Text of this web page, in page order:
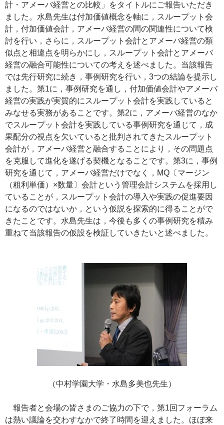
計・アメーバ経営との比較」をタイトルにご報告いただき
ました。水島先生は付加価値概念を軸に，スループット会
計，付加価値会計，アメーバ経営の間の関連性について検
討を行い，さらに，スループット会計とアメーバ経営の類
似点と相違点を明らかにし，スループット会計とアメーバ
経営の融合可能性についての考えを述べました。当該報告
では先行研究に続き，事例研究を行い，3つの結論を提示し
ました。第1に，事例研究を通し，付加価値会計やアメーバ
経営の実践が実質的にスループット会計を実践していると
みなせる実務があることです。第2に，アメーバ経営のなか
でスループット会計を実践している事例研究を通じて，成
果配分の視点を欠いていると批判されてきたスループット
会計が，アメーバ経営と融合することにより，その問題点
を克服して進化を遂げる契機となることです。第3に，事例
研究を通じて，アメーバ経営だけでなく，MQ〔マージン
（粗利単価）×数量〕会計という管理会計システムを採用し
ていることが，スループット会計の導入や実践の促進要因
になるのではないか，という仮説を探索的に得ることがで
きたことです。水島先生は，今後も多くの事例研究を積み
重ねて当該報告の仮設を検証していきたいと述べました。
（中村学園大学・水島多美也先生）
報告者と会場の皆さまのご協力の下で，第1回フォーラム
は熱い議論を交わすなかで終了時間を迎えました。ほぼ来